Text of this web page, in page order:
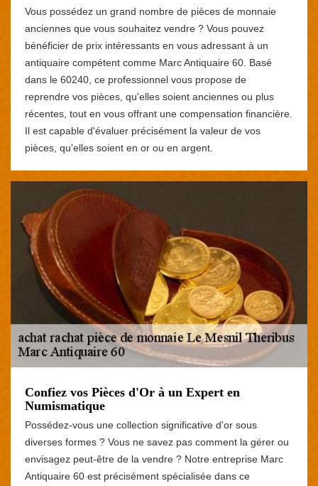
Vous possédez un grand nombre de pièces de monnaie
anciennes que vous souhaitez vendre ? Vous pouvez
bénéficier de prix intéressants en vous adressant à un
antiquaire compétent comme Marc Antiquaire 60. Basé
dans le 60240, ce professionnel vous propose de
reprendre vos pièces, qu'elles soient anciennes ou plus
récentes, tout en vous offrant une compensation financière.
Il est capable d'évaluer précisément la valeur de vos
pièces, qu'elles soient en or ou en argent.
Confiez vos Pièces d'Or à un Expert en
Numismatique
Possédez-vous une collection significative d'or sous
diverses formes ? Vous ne savez pas comment la gérer ou
envisagez peut-être de la vendre ? Notre entreprise Marc
Antiquaire 60 est précisément spécialisée dans ce